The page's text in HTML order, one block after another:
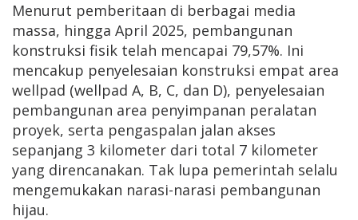
Menurut pemberitaan di berbagai media
massa, hingga April 2025, pembangunan
konstruksi fisik telah mencapai 79,57%. Ini
mencakup penyelesaian konstruksi empat area
wellpad (wellpad A, B, C, dan D), penyelesaian
pembangunan area penyimpanan peralatan
proyek, serta pengaspalan jalan akses
sepanjang 3 kilometer dari total 7 kilometer
yang direncanakan. Tak lupa pemerintah selalu
mengemukakan narasi-narasi pembangunan
hijau.